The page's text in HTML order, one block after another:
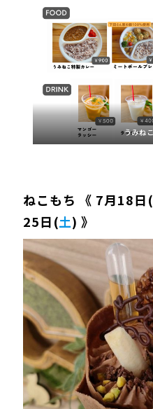
うみね
ねこもち 《 7月18日(
25日(土) 》